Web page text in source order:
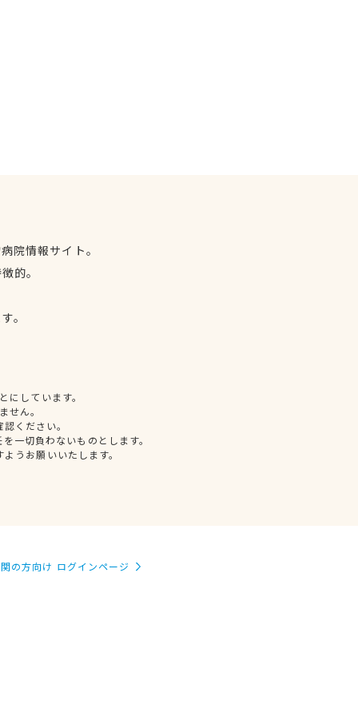
院情報サイト。
的。
。
しています。
せん。
ください。
一切負わないものとします。
うお願いいたします。
の方向け ログインページ